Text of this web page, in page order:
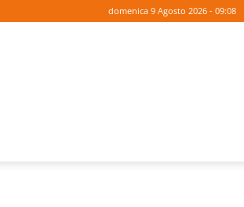
domenica 9 Agosto 2026 - 09:08